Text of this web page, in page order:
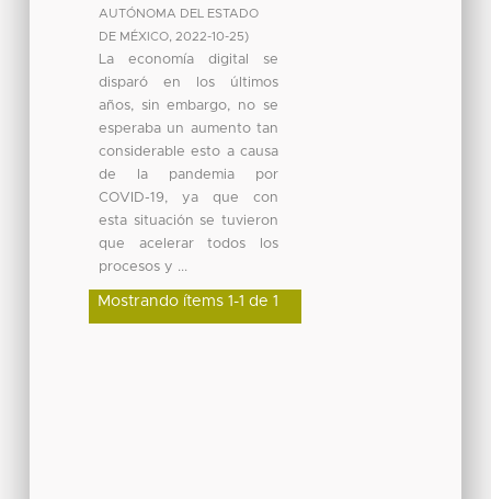
AUTÓNOMA DEL ESTADO
DE MÉXICO, 2022-10-25)
La economía digital se
disparó en los últimos
años, sin embargo, no se
esperaba un aumento tan
considerable esto a causa
de la pandemia por
COVID-19, ya que con
esta situación se tuvieron
que acelerar todos los
procesos y ...
Mostrando ítems 1-1 de 1